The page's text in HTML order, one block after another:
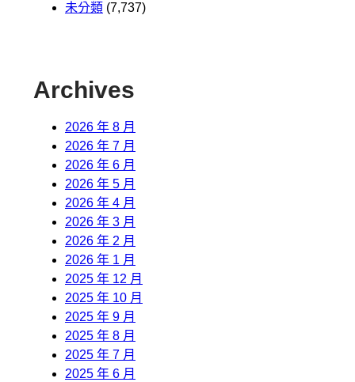
未分類 (7,737)
Archives
2026 年 8 月
2026 年 7 月
2026 年 6 月
2026 年 5 月
2026 年 4 月
2026 年 3 月
2026 年 2 月
2026 年 1 月
2025 年 12 月
2025 年 10 月
2025 年 9 月
2025 年 8 月
2025 年 7 月
2025 年 6 月